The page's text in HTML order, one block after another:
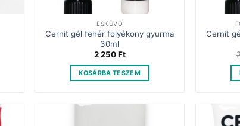
ESKÜVŐ
Cernit gél fehér folyékony gyurma
30ml
2 250Ft
KOSÁRBA TESZEM
Cernit